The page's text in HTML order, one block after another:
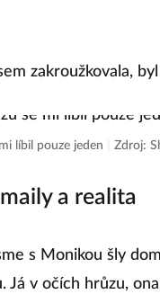
zakroužkovala,
líbil pouze jeden Zdroj:
a realita
s Monikou šly
Já v očích hrůzu,